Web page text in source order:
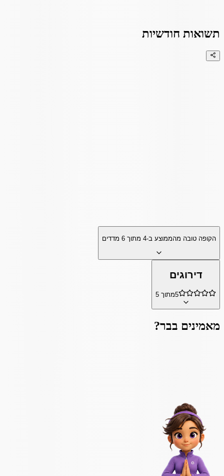
תשואות חודשיות
הקופה טובה מהממוצע ב-4 מתוך 6 מדדים
דירוגים
5מתוך 5
מאמינים בבר?